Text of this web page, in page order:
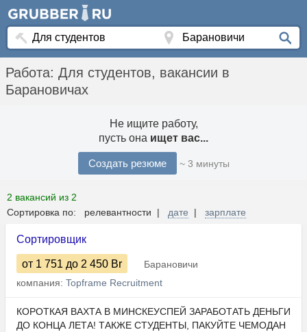
Работа: Для студентов, вакансии в
Барановичах
Не ищите работу,
пусть она ищет вас...
Создать резюме ~ 3 минуты
2 вакансий из 2
Сортировка по: релевантности | дате | зарплате
Сортировщик
от 1 751 до 2 450 Br
Барановичи
компания: Topframe Recruitment
КОРОТКАЯ ВАХТА В МИНСКЕУСПЕЙ ЗАРАБОТАТЬ ДЕНЬГИ
ДО КОНЦА ЛЕТА! ТАКЖЕ СТУДЕНТЫ, ПАКУЙТЕ ЧЕМОДАН